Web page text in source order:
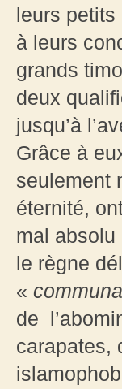
leurs petits
à leurs
grands
deux
jusqu’à
Grâce à
seulement
éternité,
mal absolu
le règne
«
de
carapates,